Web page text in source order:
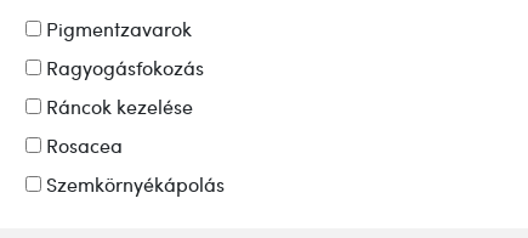
Pigmentzavarok
Ragyogásfokozás
Ráncok kezelése
Rosacea
Szemkörnyékápolás